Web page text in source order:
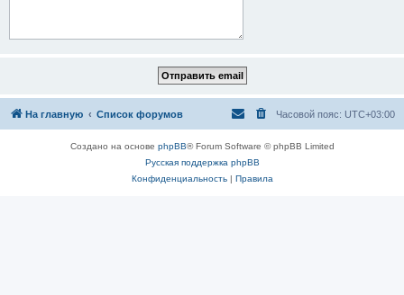
На главную Список форумов Часовой пояс: UTC+03:00
Создано на основе phpBB® Forum Software © phpBB Limited
Русская поддержка phpBB
Конфиденциальность| Правила